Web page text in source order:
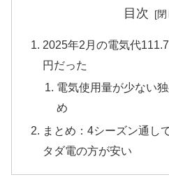
目次
2025年2月の電気代
円だった
電気使用量が少ない
め
まとめ：4シーズン通し
タダ電の方が安い